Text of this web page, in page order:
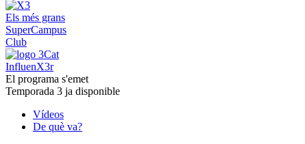
Els més grans
SuperCampus
Club
InfluenX3r
El programa s'emet
Temporada 3 ja disponible
Vídeos
De què va?